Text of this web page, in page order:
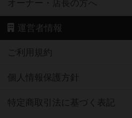
オーナー・店長の方へ
運営者情報
ご利用規約
個人情報保護方針
特定商取引法に基づく表記